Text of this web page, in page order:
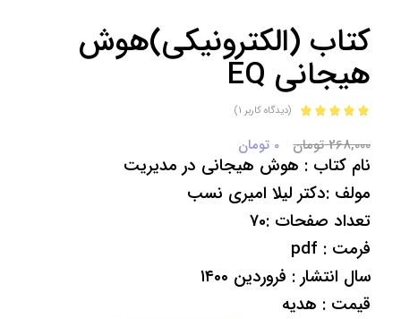
کتاب (الکترونیکی)هوش
هیجانی EQ
5 امتیاز
1مشتری
(دیدگاه کاربر 1
)
268,000 تومان
قیمت
اصلی:
268,000 تومان
بود.
0 تومانقیمت
فعلی:
0 تومان.
نام کتاب : هوش هیجانی در مدیریت
مولف :دکتر لیلا امیری نسب
تعداد صفحات :70
فرمت : pdf
سال انتشار : فروردین ۱۴۰۰
قیمت : هدیه